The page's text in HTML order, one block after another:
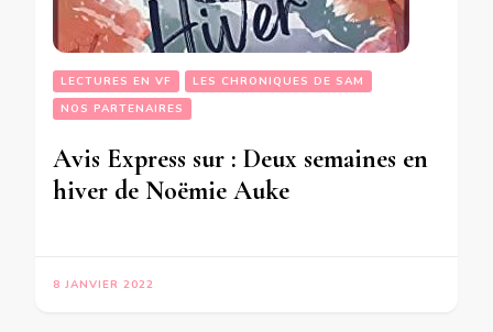
LECTURES EN VF
LES CHRONIQUES DE SAM
NOS PARTENAIRES
Avis Express sur : Deux semaines en
hiver de Noëmie Auke
8 JANVIER 2022